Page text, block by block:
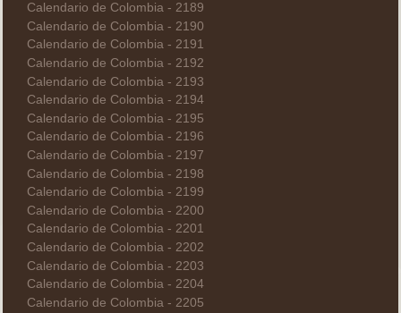
Calendario de Colombia - 2189
Calendario de Colombia - 2190
Calendario de Colombia - 2191
Calendario de Colombia - 2192
Calendario de Colombia - 2193
Calendario de Colombia - 2194
Calendario de Colombia - 2195
Calendario de Colombia - 2196
Calendario de Colombia - 2197
Calendario de Colombia - 2198
Calendario de Colombia - 2199
Calendario de Colombia - 2200
Calendario de Colombia - 2201
Calendario de Colombia - 2202
Calendario de Colombia - 2203
Calendario de Colombia - 2204
Calendario de Colombia - 2205